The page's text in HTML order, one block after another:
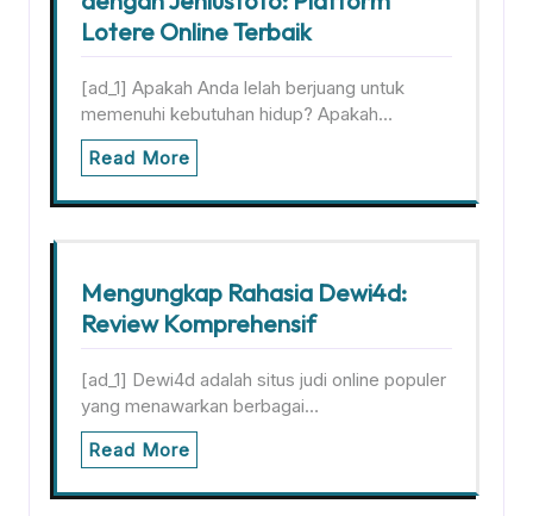
Lotere Online Terbaik
[ad_1] Apakah Anda lelah berjuang untuk
memenuhi kebutuhan hidup? Apakah…
Read More
Mengungkap Rahasia Dewi4d:
Review Komprehensif
[ad_1] Dewi4d adalah situs judi online populer
yang menawarkan berbagai…
Read More